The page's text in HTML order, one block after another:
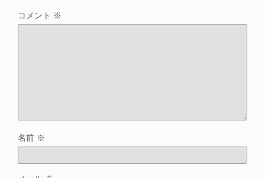
コメント ※
名前 ※